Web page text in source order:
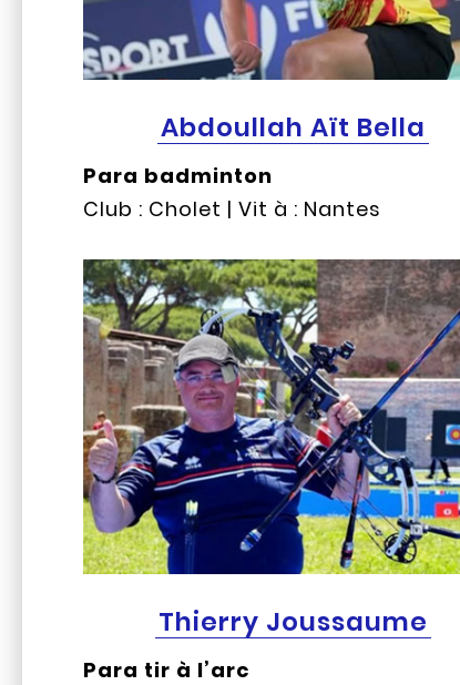
Abdoullah Aït Bella
Para badminton
Club : Cholet | Vit à : Nantes
Thierry Joussaume
Para tir à l’arc